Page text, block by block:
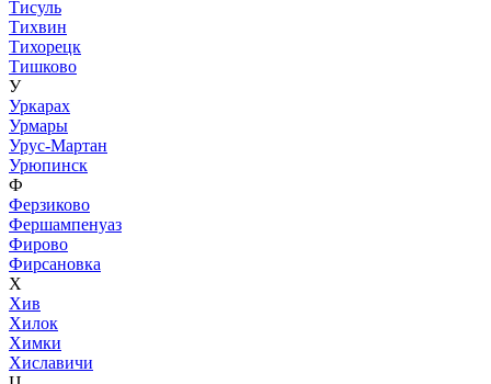
Тисуль
Тихвин
Тихорецк
Тишково
У
Уркарах
Урмары
Урус-Мартан
Урюпинск
Ф
Ферзиково
Фершампенуаз
Фирово
Фирсановка
Х
Хив
Хилок
Химки
Хиславичи